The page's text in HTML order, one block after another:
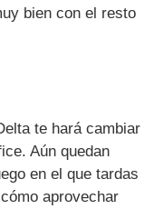
bien con el resto
te hará cambiar
Aún quedan
en el que tardas
aprovechar